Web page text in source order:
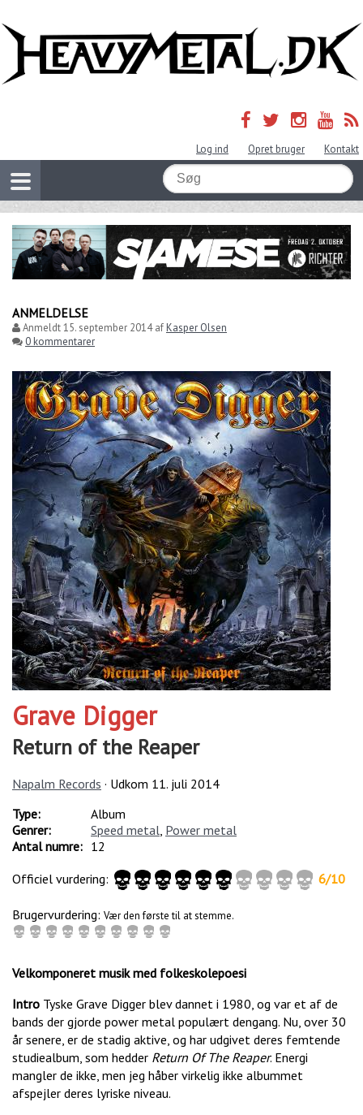
Log ind Opret bruger Kontakt
ANMELDELSE
Anmeldt15. september 2014afKasper Olsen
0 kommentarer
Grave Digger
Return of the Reaper
Napalm Records · Udkom 11. juli 2014
Type:
Album
Genrer:
Speed metal Power metal
Antal numre: 12
Officiel vurdering:
6/10
Brugervurdering: Vær den første til at stemme.
Velkomponeret musik med folkeskolepoesi
Intro Tyske Grave Digger blev dannet i 1980, og var et af de
bands der gjorde power metal populært dengang. Nu, over 30
år senere, er de stadig aktive, og har udgivet deres femtende
studiealbum, som hedder Return Of The Reaper. Energi
mangler de ikke, men jeg håber virkelig ikke albummet
afspejler deres lyriske niveau.